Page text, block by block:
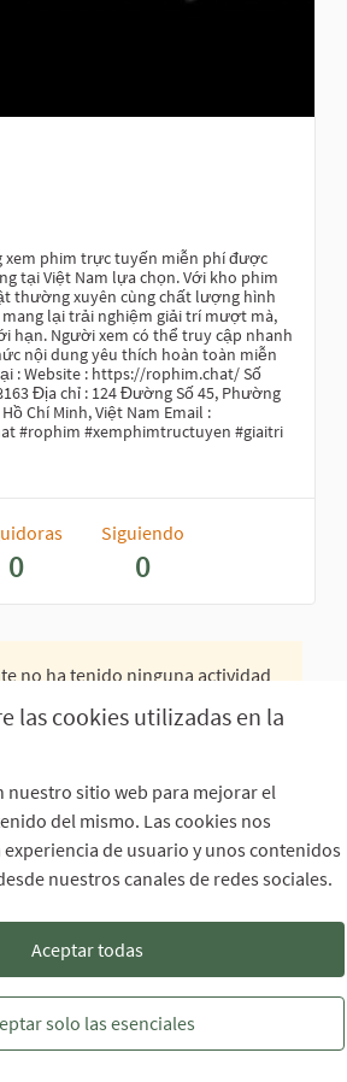
las cookies utilizadas en la
nuestro sitio web para mejorar el
del mismo. Las cookies nos
de usuario y unos contenidos
nuestros canales de redes sociales.
Aceptar todas
solo las esenciales
xem phim trực tuyến miễn phí được
tại Việt Nam lựa chọn. Với kho phim
thường xuyên cùng chất lượng hình
lại trải nghiệm giải trí mượt mà,
hạn. Người xem có thể truy cập nhanh
nội dung yêu thích hoàn toàn miễn
: Website : https://rophim.chat/ Số
Địa chỉ : 124 Đường Số 45, Phường
Chí Minh, Việt Nam Email :
#rophim #xemphimtructuyen #giaitri
0
Siguiendo
0
no ha tenido ninguna actividad
Participación Ciudadana
Ciudadana
ficheros de datos abiertos
de cookies
Escuela de Participación Ciudadana en
Escuela de Participación
Escuela de Participación